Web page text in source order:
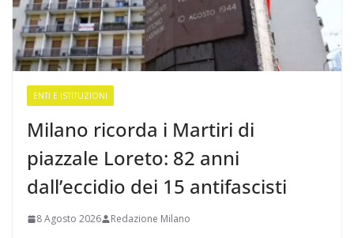
ENTI E ISTITUZIONI
Milano ricorda i Martiri di
piazzale Loreto: 82 anni
dall’eccidio dei 15 antifascisti
8 Agosto 2026 Redazione Milano